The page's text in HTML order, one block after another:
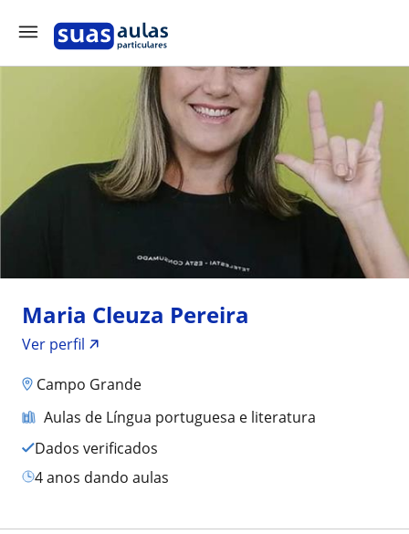
Maria Cleuza Pereira
Ver perfil
Campo Grande
Aulas de Língua portuguesa e literatura
Dados verificados
4 anos dando aulas